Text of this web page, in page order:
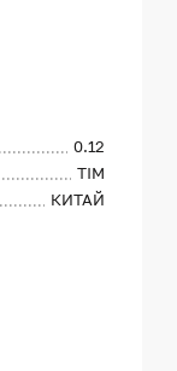
0.12
TIM
КИТАЙ